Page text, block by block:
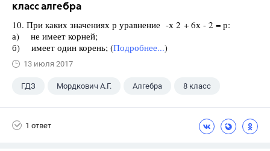
класс алгебра
10. При каких значениях р уравнение -х 2 + 6х - 2 = р:
а) не имеет корней;
б) имеет один корень; (Подробнее...)
13 июля 2017
ГДЗ Мордкович А.Г. Алгебра 8 класс
1 ответ